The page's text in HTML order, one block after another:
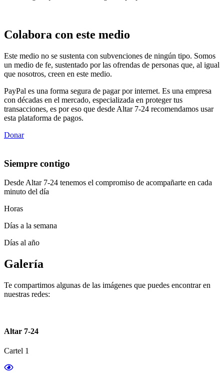
Colabora con este medio
Este medio no se sustenta con subvenciones de ningún tipo. Somos
un medio de fe, sustentado por las ofrendas de personas que, al igual
que nosotros, creen en este medio.
PayPal es una forma segura de pagar por internet. Es una empresa
con décadas en el mercado, especializada en proteger tus
transacciones, es por eso que desde Altar 7-24 recomendamos usar
esta plataforma de pagos.
Donar
Siempre contigo
Desde Altar 7-24 tenemos el compromiso de acompañarte en cada
minuto del día
Horas
Días a la semana
Días al año
Galería
Te compartimos algunas de las imágenes que puedes encontrar en
nuestras redes:
Altar 7-24
Cartel 1